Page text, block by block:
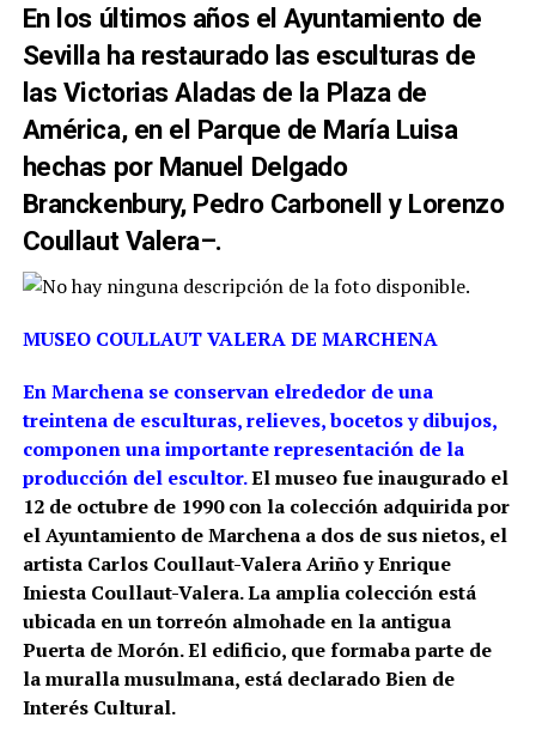
En los últimos años el Ayuntamiento de
Sevilla ha restaurado las esculturas de
las Victorias Aladas de la Plaza de
América, en el Parque de María Luisa
hechas por Manuel Delgado
Branckenbury, Pedro Carbonell y Lorenzo
Coullaut Valera–.
MUSEO COULLAUT VALERA DE MARCHENA
En Marchena se conservan elrededor de una
treintena de esculturas, relieves, bocetos y dibujos,
componen una importante representación de la
producción del escultor.El museo fue inaugurado el
12 de octubre de 1990 con la colección adquirida por
el Ayuntamiento de Marchena a dos de sus nietos, el
artista Carlos Coullaut-Valera Ariño y Enrique
Iniesta Coullaut-Valera. La amplia colección está
ubicada en un torreón almohade en la antigua
Puerta de Morón. El edificio, que formaba parte de
la muralla musulmana, está declarado Bien de
Interés Cultural.